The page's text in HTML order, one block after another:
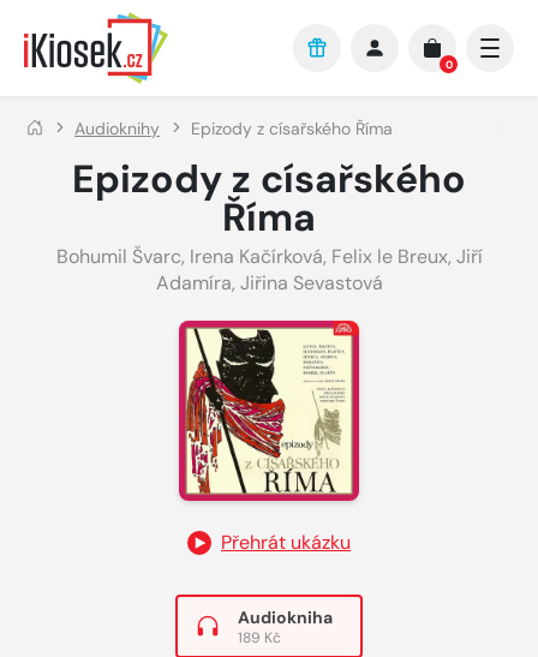
Přejít na hlavní obsah
0
Audioknihy Epizody z císařského Říma
Epizody z císařského
Říma
Bohumil Švarc, Irena Kačírková, Felix le Breux, Jiří
Adamíra, Jiřina Sevastová
Přehrát ukázku
Audiokniha
189 Kč